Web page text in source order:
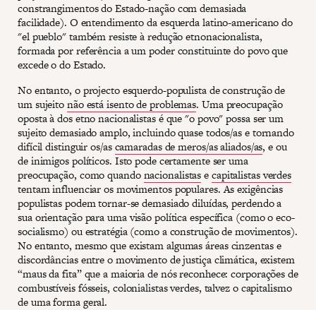
constrangimentos do Estado-nação com demasiada
facilidade). O entendimento da esquerda latino-americano do
"el pueblo" também resiste à redução etnonacionalista,
formada por referência a um poder constituinte do povo que
excede o do Estado.
No entanto, o projecto esquerdo-populista de construção de
um sujeitonão está isento de problemas. Uma preocupação
oposta à dos etno nacionalistas é que "o povo" possa ser um
sujeito demasiado amplo, incluindo quase todos/as e tornando
difícil distinguir os/ascamaradas de meros/as aliados/as, e ou
de inimigos políticos. Isto pode certamente ser uma
preocupação, como quandonacionalistasecapitalistas verdes
tentam influenciar os movimentos populares. As exigências
populistas podem tornar-se demasiado diluídas, perdendo a
sua orientação para uma visão política específica (como o eco-
socialismo) ou estratégia (como a construção de movimentos).
No entanto, mesmo que existam algumas áreas cinzentas e
discordâncias entre o movimento de justiça climática, existem
“maus da fita” que a maioria de nós reconhece: corporações de
combustíveis fósseis, colonialistas verdes, talvez o capitalismo
de uma forma geral.